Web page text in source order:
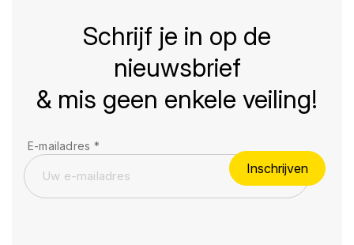
Schrijf je in op de
nieuwsbrief
& mis geen enkele veiling!
E-mailadres *
Inschrijven